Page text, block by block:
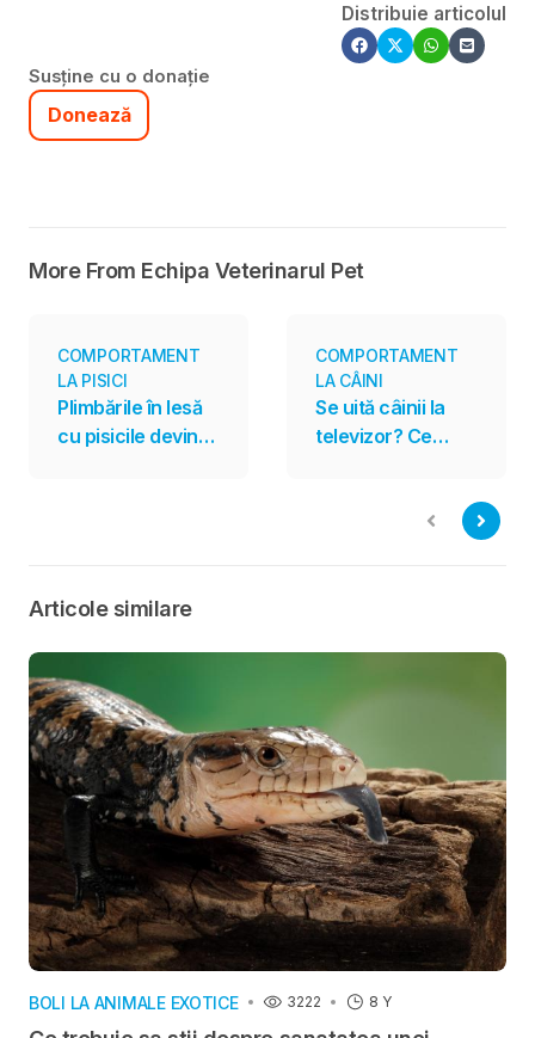
Distribuie articolul
Susține cu o donație
Donează
More From Echipa Veterinarul Pet
COMPORTAMENT
LA PISICI
Plimbările în lesă
cu pisicile devin
COMPORTAMENT
LA CÂINI
Se uită câinii la
televizor? Ce
Articole similare
BOLI LA ANIMALE EXOTICE 3222 8 Y